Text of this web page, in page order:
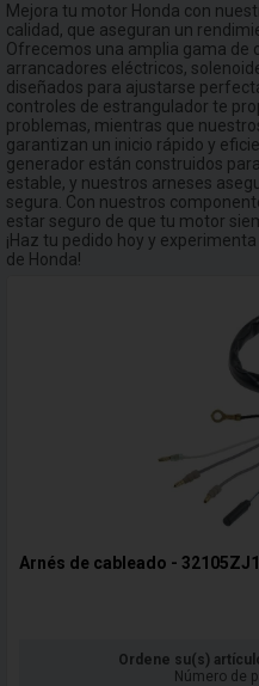
Mejora tu motor Honda con
calidad, que aseguran un
Ofrecemos una amplia gama de
arrancadores eléctricos,
diseñados para ajustarse
controles de estrangulador te
problemas, mientras que
garantizan un inicio rápido y
generador están construidos
estable, y nuestros arneses
segura. Con nuestros
estar seguro de que tu motor
¡Haz tu pedido hoy y
de Honda!
Arnés de cableado -
Ordene su(s)
Número de